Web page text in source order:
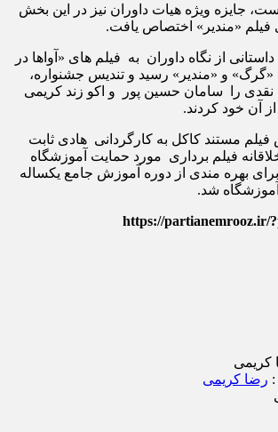
جایزه ویژه هیات داوران نیز در این بخش
فیلم «مندیر» اختصاص یافت.
از نگاه داوران به فیلم های «آواها در
«گرگ» و «مندیر» رسید و تندیس جشنواره،
نقدی را سامان حسین پور و اکو زند کریمی
آن خود کردند.
مستند کاکل به کارگردانی هادی ثابت
فیلم برداری مورد حمایت آموزشگاه
برای بهره مندی از دوره آموزش جامع یکساله
آموزشگاه شد.
https://partianemrooz.ir/
کریمی
رضا کریمی